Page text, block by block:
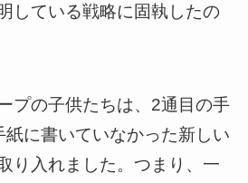
している戦略に固執したの
プの子供たちは、2通目の手
に書いていなかった新しい
り入れました。つまり、一